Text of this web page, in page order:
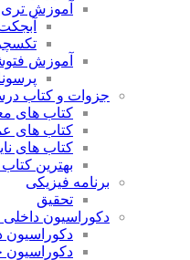
آموزش
آموزش
جزوات و کتاب
کتاب های
کتاب های
کتاب های
بهترین
برنامه فیزیکی
تحقیق
دکوراسیون
دکوراسیون
دکوراسیون